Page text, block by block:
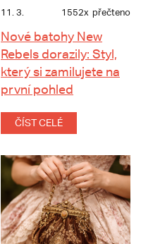
11. 3. 1552x přečteno
Nové batohy New
Rebels dorazily: Styl,
který si zamilujete na
první pohled
ČÍST CELÉ